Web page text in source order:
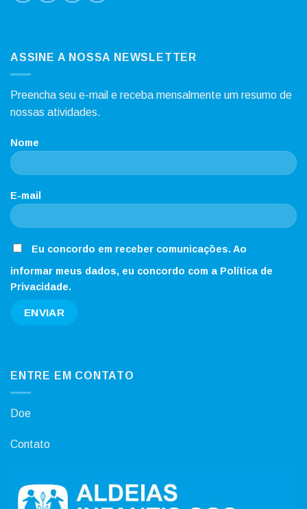
ASSINE A NOSSA NEWSLETTER
Preencha seu e-mail e receba mensalmente um resumo de
nossas atividades.
Nome
E-mail
Eu concordo em receber comunicações. Ao
informar meus dados, eu concordo com a Política de
Privacidade.
ENTRE EM CONTATO
Doe
Contato